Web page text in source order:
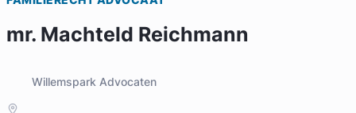
mr. Machteld Reichmann
Willemspark Advocaten